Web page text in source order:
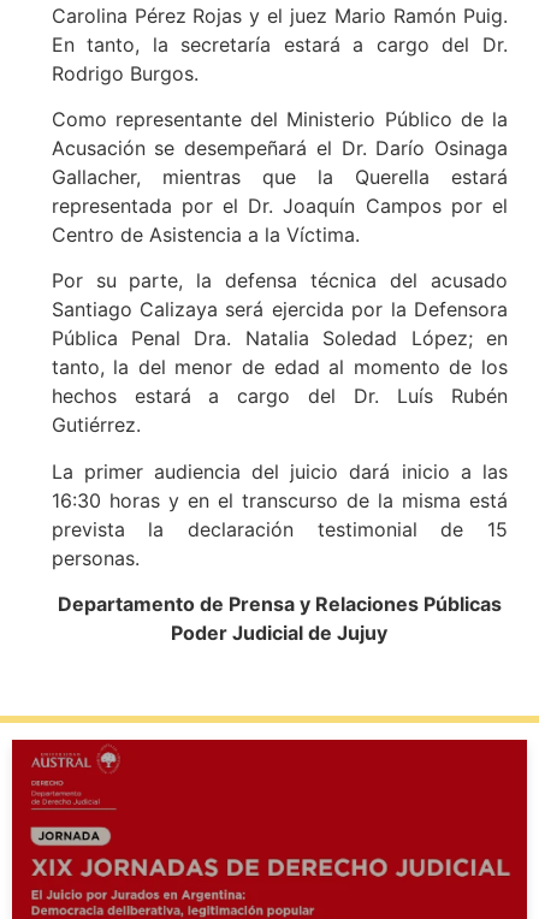
Carolina Pérez Rojas y el juez Mario Ramón Puig.
En tanto, la secretaría estará a cargo del Dr.
Rodrigo Burgos.
Como representante del Ministerio Público de la
Acusación se desempeñará el Dr. Darío Osinaga
Gallacher, mientras que la Querella estará
representada por el Dr. Joaquín Campos por el
Centro de Asistencia a la Víctima.
Por su parte, la defensa técnica del acusado
Santiago Calizaya será ejercida por la Defensora
Pública Penal Dra. Natalia Soledad López; en
tanto, la del menor de edad al momento de los
hechos estará a cargo del Dr. Luís Rubén
Gutiérrez.
La primer audiencia del juicio dará inicio a las
16:30 horas y en el transcurso de la misma está
prevista la declaración testimonial de 15
personas.
Departamento de Prensa y Relaciones Públicas
Poder Judicial de Jujuy